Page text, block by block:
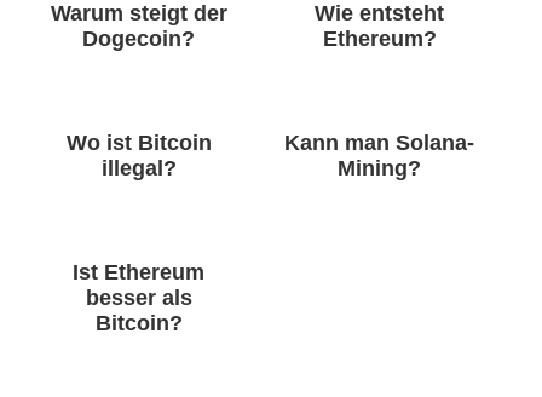
Warum steigt der
Dogecoin?
Wie entsteht
Ethereum?
Wo ist Bitcoin
illegal?
Kann man Solana-
Mining?
Ist Ethereum
besser als
Bitcoin?